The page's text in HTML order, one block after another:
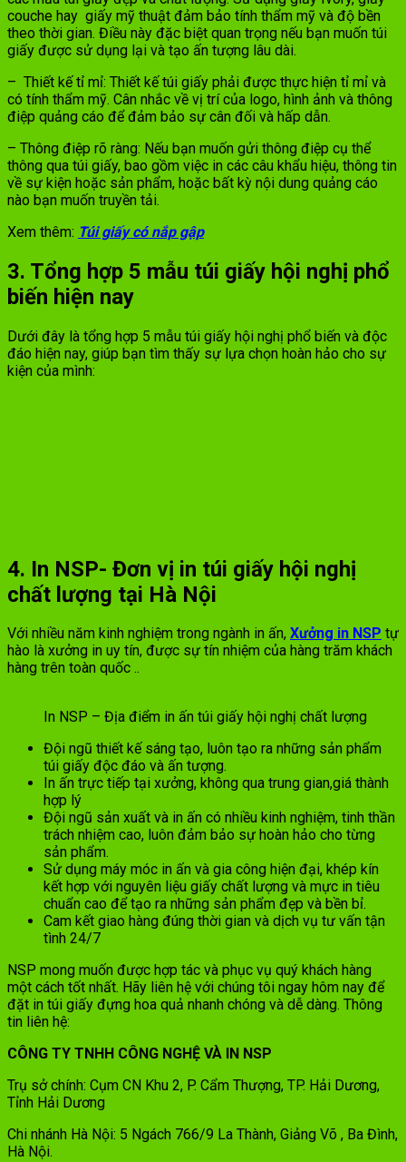
couche hay giấy mỹ thuật đảm bảo tính thẩm mỹ và độ bền
theo thời gian. Điều này đặc biệt quan trọng nếu bạn muốn túi
giấy được sử dụng lại và tạo ấn tượng lâu dài.
– Thiết kế tỉ mỉ: Thiết kế túi giấy phải được thực hiện tỉ mỉ và
có tính thẩm mỹ. Cân nhắc về vị trí của logo, hình ảnh và thông
điệp quảng cáo để đảm bảo sự cân đối và hấp dẫn.
– Thông điệp rõ ràng: Nếu bạn muốn gửi thông điệp cụ thể
thông qua túi giấy, bao gồm việc in các câu khẩu hiệu, thông tin
về sự kiện hoặc sản phẩm, hoặc bất kỳ nội dung quảng cáo
nào bạn muốn truyền tải.
Xem thêm: Túi giấy có nắp gập
3. Tổng hợp 5 mẫu túi giấy hội nghị phổ
biến hiện nay
Dưới đây là tổng hợp 5 mẫu túi giấy hội nghị phổ biến và độc
đáo hiện nay, giúp bạn tìm thấy sự lựa chọn hoàn hảo cho sự
kiện của mình:
4. In NSP- Đơn vị in túi giấy hội nghị
chất lượng tại Hà Nội
Với nhiều năm kinh nghiệm trong ngành in ấn, Xưởng in NSP tự
hào là xưởng in uy tín, được sự tín nhiệm của hàng trăm khách
hàng trên toàn quốc ..
In NSP – Địa điểm in ấn túi giấy hội nghị chất lượng
Đội ngũ thiết kế sáng tạo, luôn tạo ra những sản phẩm
túi giấy độc đáo và ấn tượng.
In ấn trực tiếp tại xưởng, không qua trung gian,giá thành
hợp lý
Đội ngũ sản xuất và in ấn có nhiều kinh nghiệm, tinh thần
trách nhiệm cao, luôn đảm bảo sự hoàn hảo cho từng
sản phẩm.
Sử dụng máy móc in ấn và gia công hiện đại, khép kín
kết hợp với nguyên liệu giấy chất lượng và mực in tiêu
chuẩn cao để tạo ra những sản phẩm đẹp và bền bỉ.
Cam kết giao hàng đúng thời gian và dịch vụ tư vấn tận
tình 24/7
NSP mong muốn được hợp tác và phục vụ quý khách hàng
một cách tốt nhất. Hãy liên hệ với chúng tôi ngay hôm nay để
đặt in túi giấy đựng hoa quả nhanh chóng và dễ dàng. Thông
tin liên hệ:
CÔNG TY TNHH CÔNG NGHỆ VÀ IN NSP
Trụ sở chính: Cụm CN Khu 2, P. Cẩm Thượng, TP. Hải Dương,
Tỉnh Hải Dương
Chi nhánh Hà Nội: 5 Ngách 766/9 La Thành, Giảng Võ , Ba Đình,
Hà Nội.